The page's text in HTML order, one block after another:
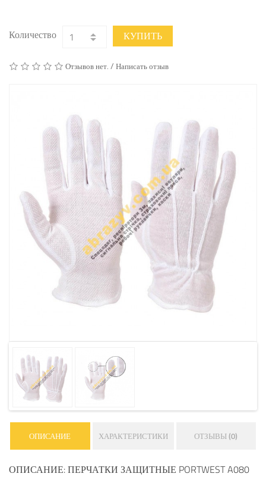
Количество КУПИТЬ
Отзывов нет. / Написать отзыв
ОПИСАНИЕ ХАРАКТЕРИСТИКИ ОТЗЫВЫ (0)
ОПИСАНИЕ: ПЕРЧАТКИ ЗАЩИТНЫЕ PORTWEST A080